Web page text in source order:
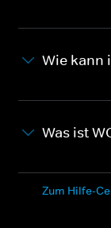
Wie kann
Was ist
Zum Hilfe-